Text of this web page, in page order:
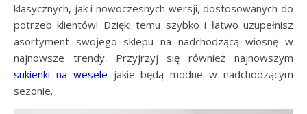
klasycznych, jak i nowoczesnych wersji, dostosowanych do
potrzeb klientów! Dzięki temu szybko i łatwo uzupełnisz
asortyment swojego sklepu na nadchodzącą wiosnę w
najnowsze trendy. Przyjrzyj się również najnowszym
sukienki na wesele jakie będą modne w nadchodzącym
sezonie.